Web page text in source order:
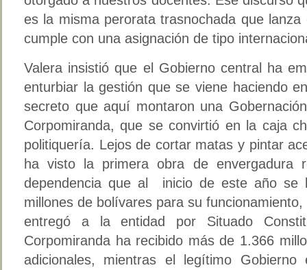
es la misma perorata trasnochada que
cumple con una asignación de tipo
Valera insistió que el Gobierno central ha
enturbiar la gestión que se viene haciendo
secreto que aquí montaron una
Corpomiranda, que se convirtió en la caja
politiquería. Lejos de cortar matas y pintar
ha visto la primera obra de envergadura
dependencia que al inicio de este año se
millones de bolívares para su
entregó a la entidad por Situado
Corpomiranda ha recibido más de 1.366
adicionales, mientras el legítimo Gobierno